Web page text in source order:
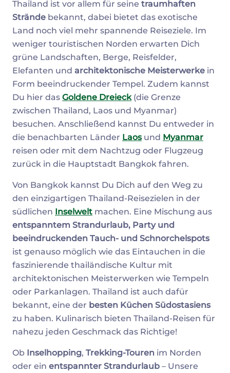
Thailand ist vor allem für seine traumhaften
Strände bekannt, dabei bietet das exotische
Land noch viel mehr spannende Reiseziele. Im
weniger touristischen Norden erwarten Dich
grüne Landschaften, Berge, Reisfelder,
Elefanten und architektonische Meisterwerke in
Form beeindruckender Tempel. Zudem kannst
Du hier das Goldene Dreieck(die Grenze
zwischen Thailand, Laos und Myanmar)
besuchen. Anschließend kannst Du entweder in
die benachbarten Länder Laosund Myanmar
reisen oder mit dem Nachtzug oder Flugzeug
zurück in die Hauptstadt Bangkok fahren.
Von Bangkok kannst Du Dich auf den Weg zu
den einzigartigen Thailand-Reisezielen in der
südlichen Inselwelt machen. Eine Mischung aus
entspanntem Strandurlaub, Party und
beeindruckenden Tauch- und Schnorchelspots
ist genauso möglich wie das Eintauchen in die
faszinierende thailändische Kultur mit
architektonischen Meisterwerken wie Tempeln
oder Parkanlagen. Thailand ist auch dafür
bekannt, eine der besten Küchen Südostasiens
zu haben. Kulinarisch bieten Thailand-Reisen für
nahezu jeden Geschmack das Richtige!
Ob Inselhopping, Trekking-Touren im Norden
oder ein entspannter Strandurlaub – Unsere